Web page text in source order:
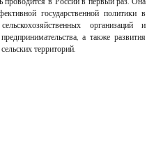
государственной политики в
организаций и
а также развития
территорий.